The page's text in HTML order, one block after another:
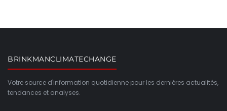
BRINKMANCLIMATECHANGE
Votre source d'information quotidienne pour les dernières actualités,
tendances et analyses.